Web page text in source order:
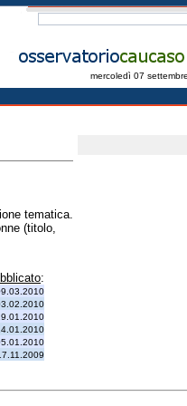
mercoledì 07
tematica.
(titolo,
: